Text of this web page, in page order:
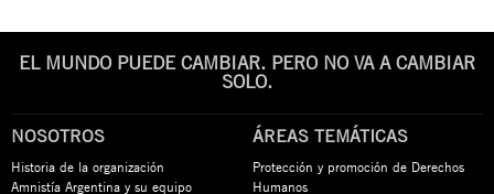
EL MUNDO PUEDE CAMBIAR. PERO NO VA A CAMBIAR
SOLO.
NOSOTROS
Historia de la organización
Amnistía Argentina y su equipo
ÁREAS TEMÁTICAS
Protección y promoción de Derechos
Humanos